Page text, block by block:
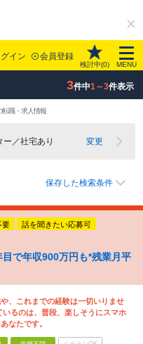
グイン 会員登録
検討中(0) MENU
3件中1～3件表示
転職・求人情報
／社宅あり 変更
保存した検索条件
要 話を聞きたい応募可
で年収900万円も*残業月平
、これまでの経験は一切いりませ
いるのは、普段、楽しそうにスマホ
なたです。